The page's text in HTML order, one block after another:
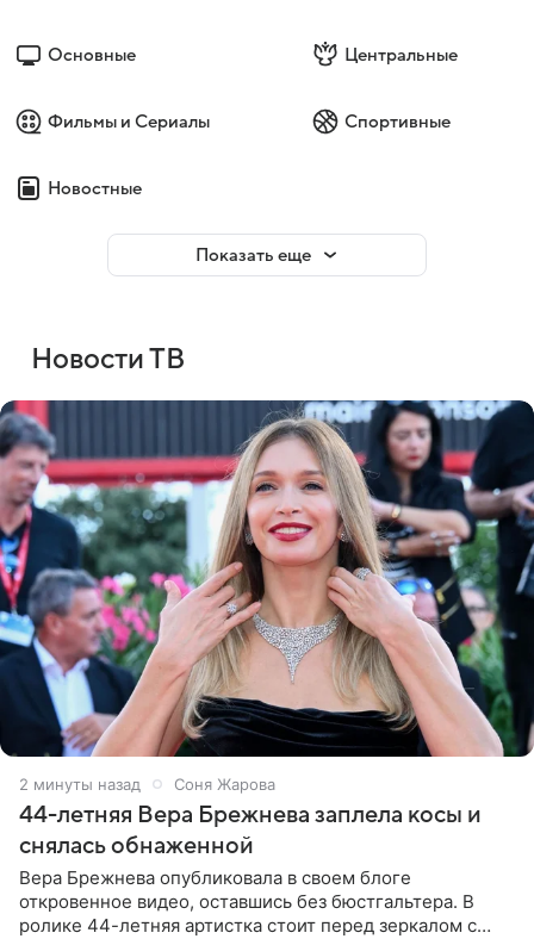
Основные Центральные
Фильмы и Сериалы Спортивные
Новостные
Показать еще
Новости ТВ
2 минуты назад Соня Жарова
44-летняя Вера Брежнева заплела косы и
снялась обнаженной
Вера Брежнева опубликовала в своем блоге
откровенное видео, оставшись без бюстгальтера. В
ролике 44-летняя артистка стоит перед зеркалом с